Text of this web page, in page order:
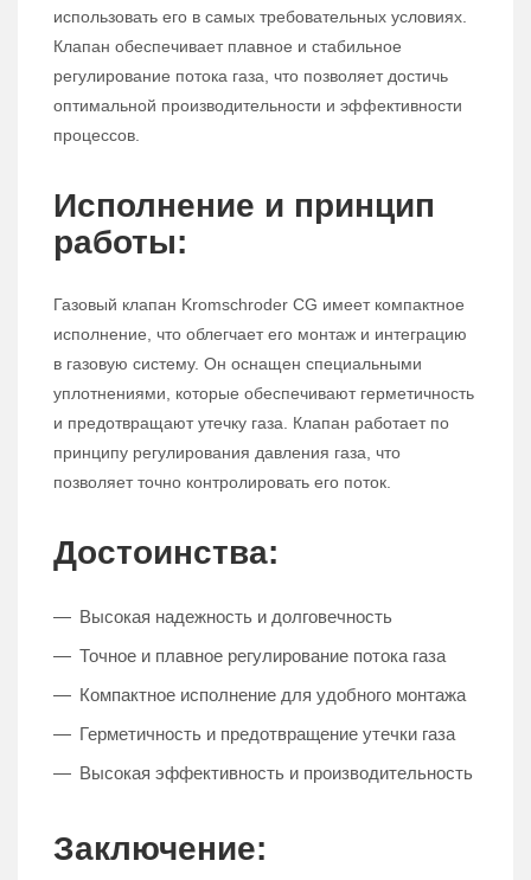
использовать его в самых требовательных условиях.
Клапан обеспечивает плавное и стабильное
регулирование потока газа, что позволяет достичь
оптимальной производительности и эффективности
процессов.
Исполнение и принцип
работы:
Газовый клапан Kromschroder CG имеет компактное
исполнение, что облегчает его монтаж и интеграцию
в газовую систему. Он оснащен специальными
уплотнениями, которые обеспечивают герметичность
и предотвращают утечку газа. Клапан работает по
принципу регулирования давления газа, что
позволяет точно контролировать его поток.
Достоинства:
Высокая надежность и долговечность
Точное и плавное регулирование потока газа
Компактное исполнение для удобного монтажа
Герметичность и предотвращение утечки газа
Высокая эффективность и производительность
Заключение: